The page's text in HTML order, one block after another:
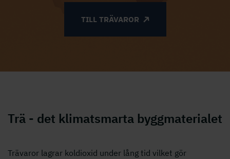
TILL TRÄVAROR
Trä - det klimatsmarta byggmaterialet
Trävaror lagrar koldioxid under lång tid vilket gör